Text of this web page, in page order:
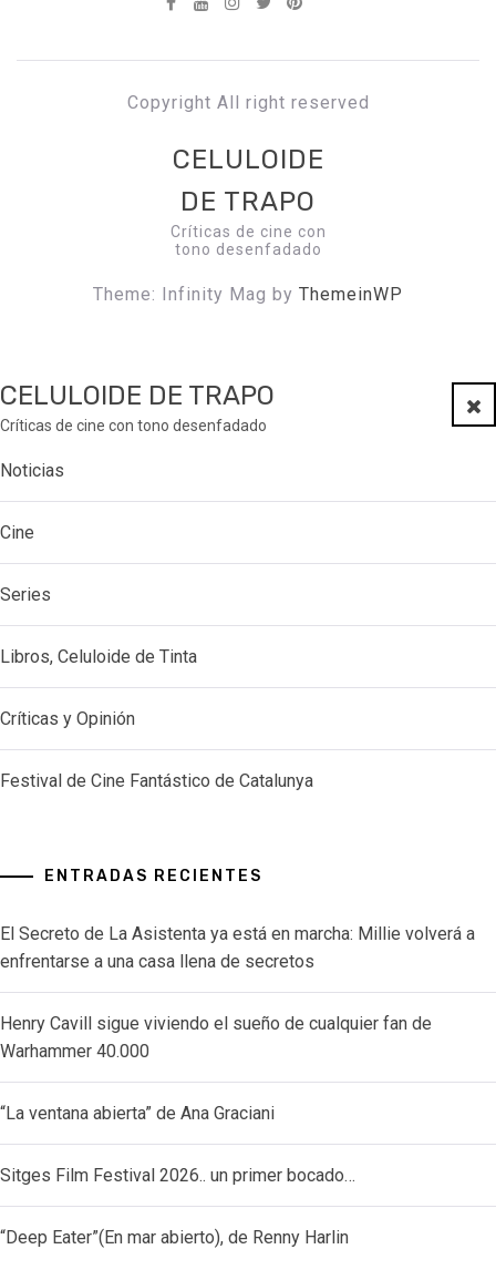
Copyright All right reserved
CELULOIDE
DE TRAPO
Críticas de cine con
tono desenfadado
Theme: Infinity Mag by ThemeinWP
CELULOIDE DE TRAPO
Críticas de cine con tono desenfadado
Noticias
Cine
Series
Libros, Celuloide de Tinta
Críticas y Opinión
Festival de Cine Fantástico de Catalunya
ENTRADAS RECIENTES
El Secreto de La Asistenta ya está en marcha: Millie volverá a
enfrentarse a una casa llena de secretos
Henry Cavill sigue viviendo el sueño de cualquier fan de
Warhammer 40.000
“La ventana abierta” de Ana Graciani
Sitges Film Festival 2026.. un primer bocado…
“Deep Eater”(En mar abierto), de Renny Harlin